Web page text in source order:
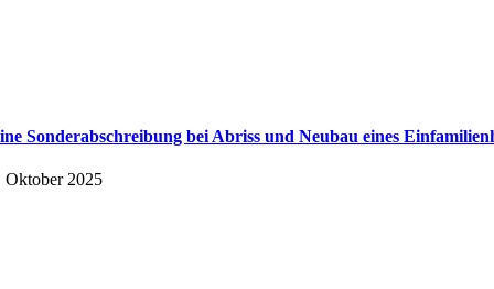
Sonderabschreibung bei Abriss und Neubau eines
Oktober 2025